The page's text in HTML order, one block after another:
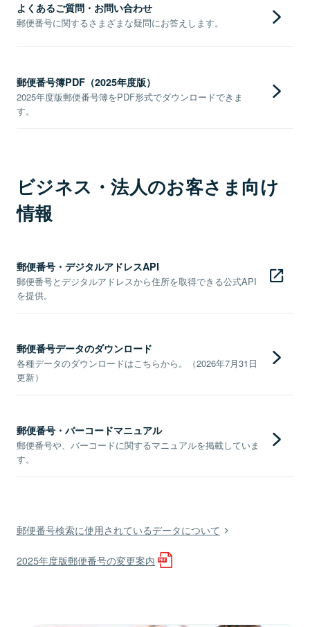
よくあるご質問・お問い合わせ
郵便番号に関するさまざまな疑問にお答えします。
郵便番号簿PDF（2025年度版）
2025年度版郵便番号簿をPDF形式でダウンロードできま
す。
ビジネス・法人のお客さま向け
情報
郵便番号・デジタルアドレスAPI
郵便番号とデジタルアドレスから住所を取得できる公式API
を提供。
郵便番号データのダウンロード
各種データのダウンロードはこちらから。（2026年7月31日
更新）
郵便番号・バーコードマニュアル
郵便番号や、バーコードに関するマニュアルを掲載していま
す。
郵便番号検索に使用されているデータについて
2025年度版郵便番号の変更案内